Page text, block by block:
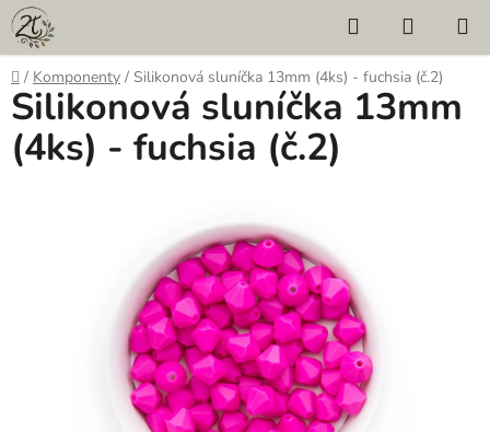
Přejít
na
obsah
Hledat
KOŠÍK
Domů
/ Komponenty / Silikonová sluníčka 13mm (4ks) - fuchsia (č.2)
Silikonová sluníčka 13mm
(4ks) - fuchsia (č.2)